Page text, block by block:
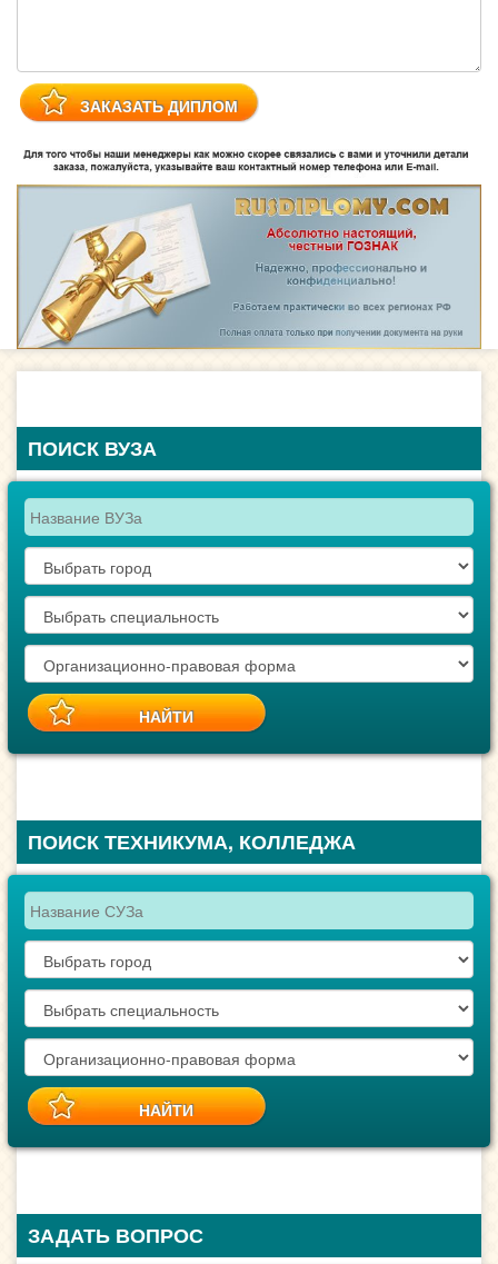
ПОИСК ВУЗА
ПОИСК ТЕХНИКУМА, КОЛЛЕДЖА
ЗАДАТЬ ВОПРОС